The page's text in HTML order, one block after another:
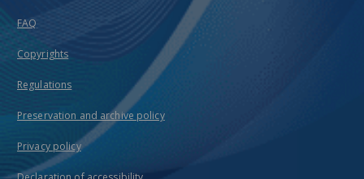
FAQ
Copyrights
Regulations
Preservation and archive policy
Privacy policy